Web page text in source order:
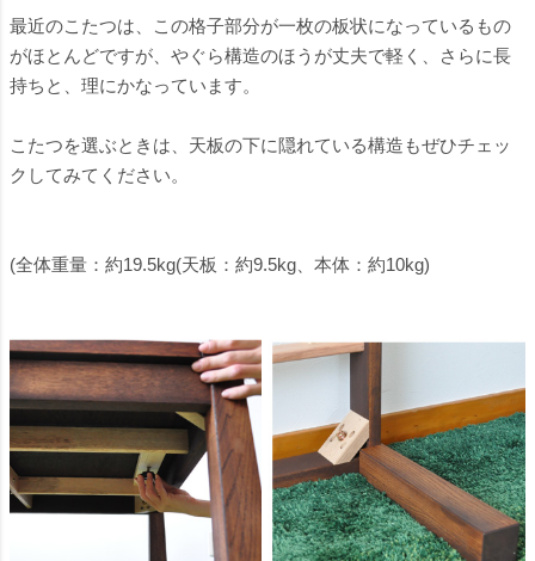
最近のこたつは、この格子部分が一枚の板状になっているもの
がほとんどですが、やぐら構造のほうが丈夫で軽く、さらに長
持ちと、理にかなっています。
こたつを選ぶときは、天板の下に隠れている構造もぜひチェッ
クしてみてください。
(全体重量：約19.5kg(天板：約9.5kg、本体：約10kg)